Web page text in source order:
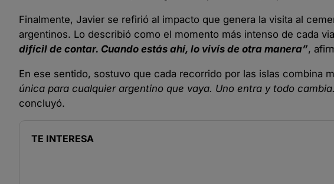
Finalmente, Javier se refirió al impacto que genera la visita al
argentinos. Lo describió como el momento más intenso de cada
difícil de contar. Cuando estás ahí, lo vivís de otra manera”,
En ese sentido, sostuvo que cada recorrido por las islas combina
única para cualquier argentino que vaya. Uno entra y todo
concluyó.
TE INTERESA